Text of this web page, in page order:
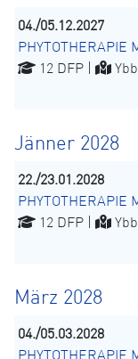
04./05.12.2027
12 DFP |
Jänner 2028
22./23.01.2028
12 DFP |
März 2028
04./05.03.2028